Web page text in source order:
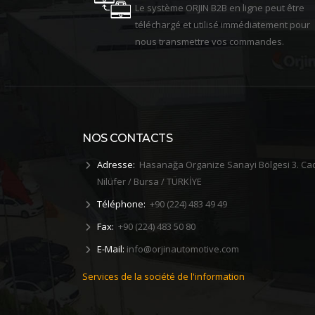
Le système ORJIN B2B en ligne peut être
téléchargé et utilisé immédiatement pour
nous transmettre vos commandes.
NOS CONTACTS
Adresse: Hasanağa Organize Sanayi Bölgesi 3.
Nilüfer / Bursa / TÜRKİYE
Téléphone: +90 (224) 483 49 49
Fax: +90 (224) 483 50 80
E-Mail: info@orjinautomotive.com
2019 Formation aux Premiers
en secourisme a ét...
Services de la société de l'information